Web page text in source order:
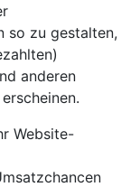
so zu gestalten,
anderen
Website-